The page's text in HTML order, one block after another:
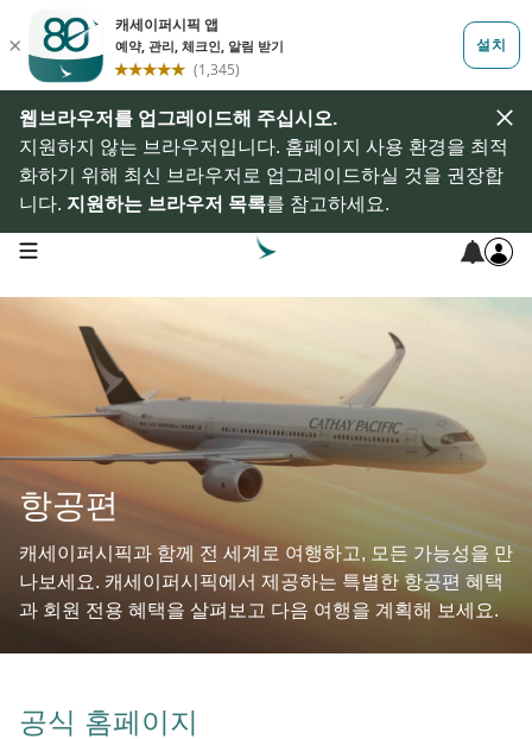
웹브라우저를 업그레이드해 주십시오.
지원하지 않는 브라우저입니다. 홈페이지 사용 환경을 최적
화하기 위해 최신 브라우저로 업그레이드하실 것을 권장합
니다. 지원하는 브라우저 목록를 참고하세요.
open navigation menu
항공편
캐세이퍼시픽과 함께 전 세계로 여행하고, 모든 가능성을 만
나보세요. 캐세이퍼시픽에서 제공하는 특별한 항공편 혜택
과 회원 전용 혜택을 살펴보고 다음 여행을 계획해 보세요.
공식 홈페이지